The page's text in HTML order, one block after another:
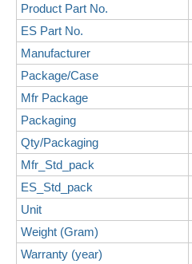
Product Part No.
ES Part No.
Manufacturer
Package/Case
Mfr Package
Packaging
Qty/Packaging
Mfr_Std_pack
ES_Std_pack
Unit
Weight (Gram)
Warranty (year)